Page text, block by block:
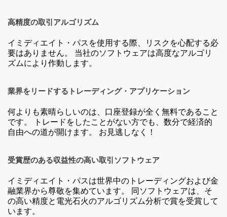
高精度の取引アルゴリズム
イミディエイト・パスを使用する際、リスクを心配する必
要はありません。 当社のソフトウェアは高度なアルゴリ
ズムにより作動します。
業界をリードするトレーディング・アプリケーション
何よりも素晴らしいのは、口座登録が全く無料であること
です。 トレードをしたことがない方でも、数分で経済的
自由への道が開けます。 お見逃しなく！
受賞歴のある収益性の高い取引ソフトウェア
イミディエイト・パスは世界中のトレーディングおよび金
融業界から尊敬を集めています。 同ソフトウェアは、そ
の高い精度と電光石火のアルゴリズム分析で賞を受賞して
います。